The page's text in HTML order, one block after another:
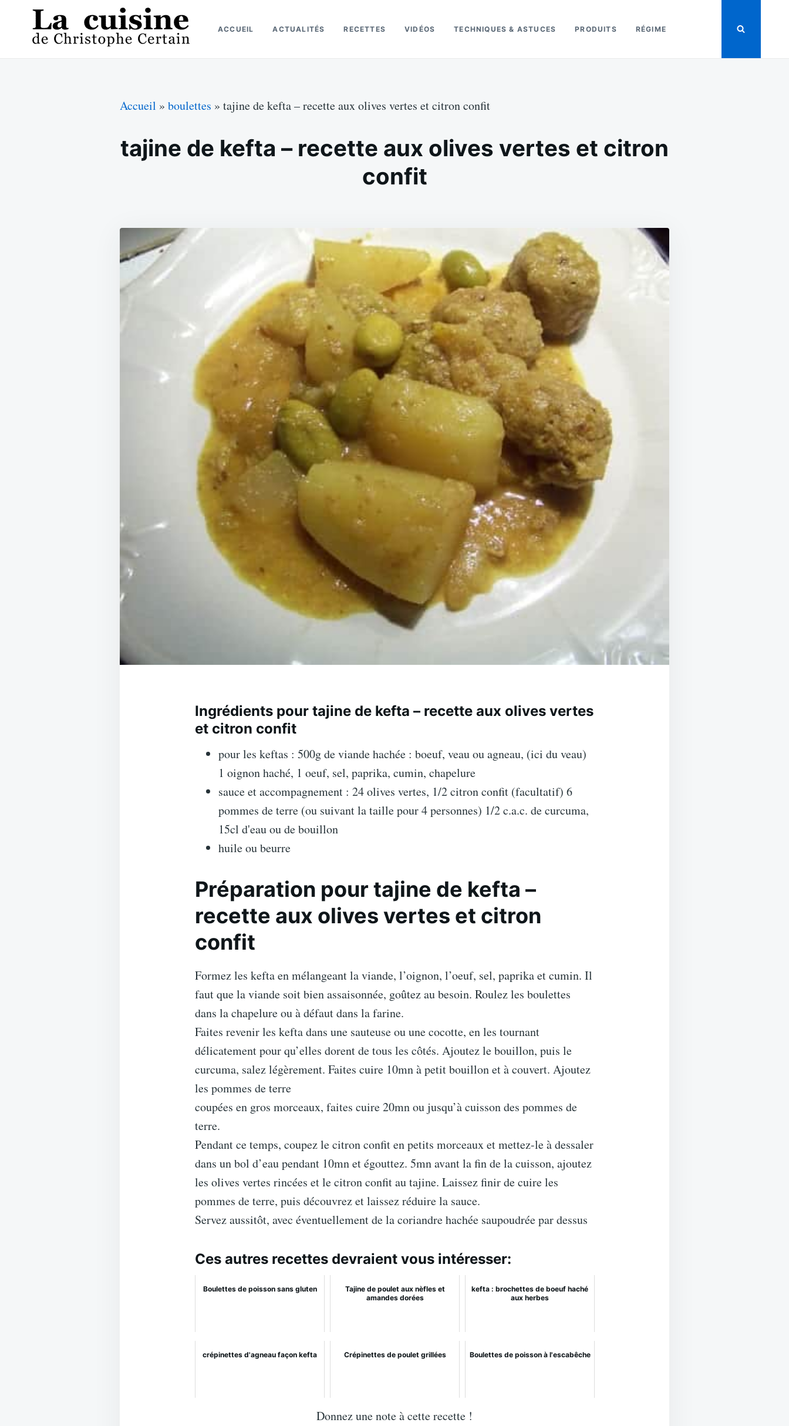
content
for:
ACCUEIL ACTUALITÉS RECETTES VIDÉOS TECHNIQUES & ASTUCES PRODUITS RÉGIME
Accueil » boulettes » tajine de kefta – recette aux olives vertes et citron confit
tajine de kefta – recette aux olives vertes et citron
confit
Ingrédients pour tajine de kefta – recette aux olives vertes
et citron confit
pour les keftas : 500g de viande hachée : boeuf, veau ou agneau, (ici du veau)
1 oignon haché, 1 oeuf, sel, paprika, cumin, chapelure
sauce et accompagnement : 24 olives vertes, 1/2 citron confit (facultatif) 6
pommes de terre (ou suivant la taille pour 4 personnes) 1/2 c.a.c. de curcuma,
15cl d'eau ou de bouillon
huile ou beurre
Préparation pour tajine de kefta –
recette aux olives vertes et citron
confit
Formez les kefta en mélangeant la viande, l’oignon, l’oeuf, sel, paprika et cumin. Il
faut que la viande soit bien assaisonnée, goûtez au besoin. Roulez les boulettes
dans la chapelure ou à défaut dans la farine.
Faites revenir les kefta dans une sauteuse ou une cocotte, en les tournant
délicatement pour qu’elles dorent de tous les côtés. Ajoutez le bouillon, puis le
curcuma, salez légèrement. Faites cuire 10mn à petit bouillon et à couvert. Ajoutez
les pommes de terre
coupées en gros morceaux, faites cuire 20mn ou jusqu’à cuisson des pommes de
terre.
Pendant ce temps, coupez le citron confit en petits morceaux et mettez-le à dessaler
dans un bol d’eau pendant 10mn et égouttez. 5mn avant la fin de la cuisson, ajoutez
les olives vertes rincées et le citron confit au tajine. Laissez finir de cuire les
pommes de terre, puis découvrez et laissez réduire la sauce.
Servez aussitôt, avec éventuellement de la coriandre hachée saupoudrée par dessus
Ces autres recettes devraient vous intéresser:
Boulettes de poisson sans gluten
Tajine de poulet aux nèfles et
amandes dorées
kefta : brochettes de boeuf haché
aux herbes
crépinettes d'agneau façon kefta Crépinettes de poulet grillées Boulettes de poisson à l'escabêche
Donnez une note à cette recette !